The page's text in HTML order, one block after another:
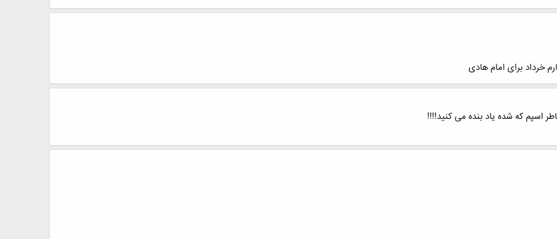
خرداد برای امام هادی
اسپم که شده یاد بنده می کنید!!!!